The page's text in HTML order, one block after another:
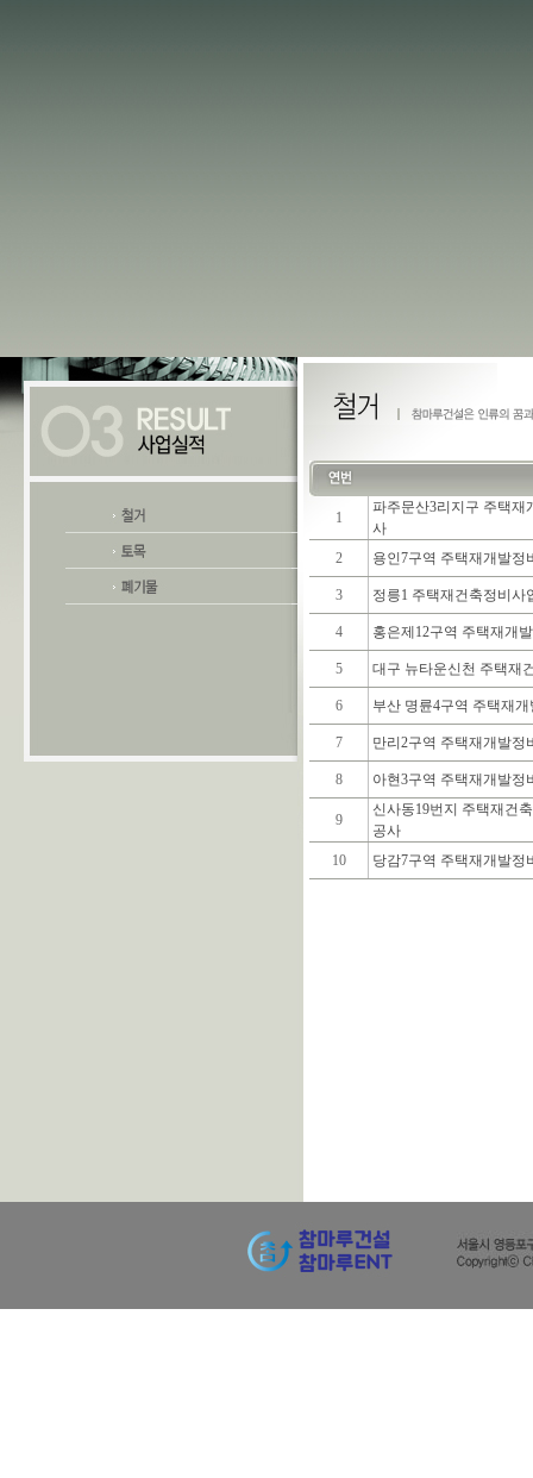
1
파주문산3리지구 주택재
사
2
용인7구역 주택재개발정
3 정릉1 주택재건축정비사
4 홍은제12구역 주택재개
5 대구 뉴타운신천 주택재
6 부산 명륜4구역 주택재
7 만리2구역 주택재개발정
8 아현3구역 주택재개발정
9
신사동19번지 주택재건
공사
10
당감7구역 주택재개발정